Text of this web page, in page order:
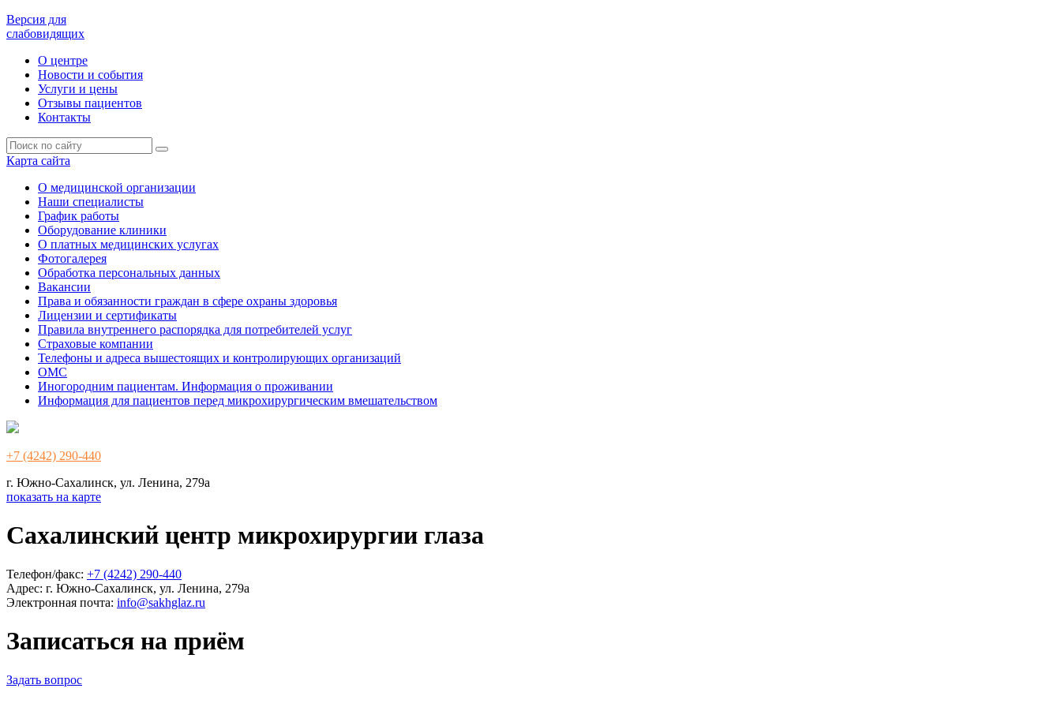
Версия для
слабовидящих
О центре
Новости и события
Услуги и цены
Отзывы пациентов
Контакты
Карта сайта
О медицинской организации
Наши специалисты
График работы
Оборудование клиники
О платных медицинских услугах
Фотогалерея
Обработка персональных данных
Вакансии
Права и обязанности граждан в сфере охраны здоровья
Лицензии и сертификаты
Правила внутреннего распорядка для потребителей услуг
Страховые компании
Телефоны и адреса вышестоящих и контролирующих организаций
ОМС
Иногородним пациентам. Информация о проживании
Информация для пациентов перед микрохирургическим вмешательством
+7 (4242) 290-440
г. Южно-Сахалинск, ул. Ленина, 279а
показать на карте
Сахалинский центр микрохирургии глаза
Телефон/факс: +7 (4242) 290-440
Адрес: г. Южно-Сахалинск, ул. Ленина, 279а
Электронная почта: info@sakhglaz.ru
Записаться на приём
Задать вопрос